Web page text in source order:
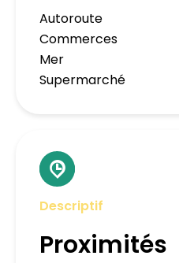
Autoroute
Commerces
Mer
Supermarché
Descriptif
Proximités